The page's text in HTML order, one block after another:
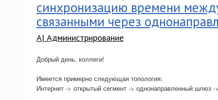
синхронизацию времени
связанными через
A| Администрирование
Добрый день, коллеги!
Имеется примерно следующая топология:
Интернет -> открытый сегмент -> однонаправленный шлюз -